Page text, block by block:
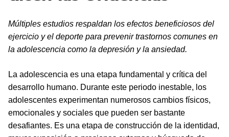
Múltiples estudios respaldan los efectos beneficiosos del
ejercicio y el deporte para prevenir trastornos comunes en
la adolescencia como la depresión y la ansiedad.
La adolescencia es una etapa fundamental y crítica del
desarrollo humano. Durante este periodo inestable, los
adolescentes experimentan numerosos cambios físicos,
emocionales y sociales que pueden ser bastante
desafiantes. Es una etapa de construcción de la identidad,